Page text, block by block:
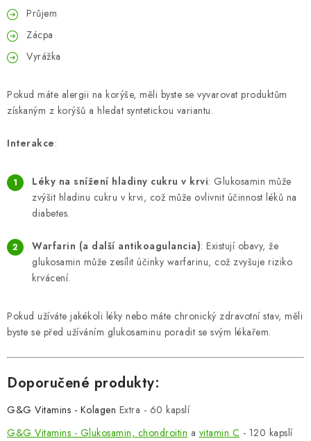
Průjem
Zácpa
Vyrážka
Pokud máte alergii na korýše, měli byste se vyvarovat produktům
získaným z korýšů a hledat syntetickou variantu.
Interakce:
Léky na snížení hladiny cukru v krvi: Glukosamin může
zvýšit hladinu cukru v krvi, což může ovlivnit účinnost léků na
diabetes.
Warfarin (a další antikoagulancia): Existují obavy, že
glukosamin může zesílit účinky warfarinu, což zvyšuje riziko
krvácení.
Pokud užíváte jakékoli léky nebo máte chronický zdravotní stav, měli
byste se před užíváním glukosaminu poradit se svým lékařem.
Doporučené produkty:
G&G Vitamins - Kolagen Extra - 60 kapslí
G&G Vitamins - Glukosamin, chondroitin a vitamin C - 120 kapslí